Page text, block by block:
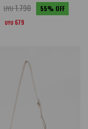
UYU1.790 55
UYU 679